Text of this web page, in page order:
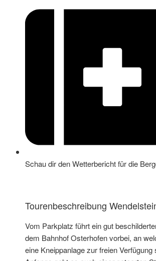
Schau dir den Wetterbericht für die
Tourenbeschreibung
Vom Parkplatz führt ein gut
dem Bahnhof Osterhofen vorbei, an
eine Kneippanlage zur freien Verfügung